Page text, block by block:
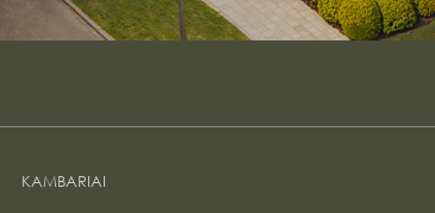
KAMBARIAI